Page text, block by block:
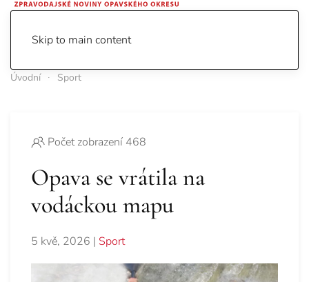
Skip to main content
Úvodní Sport
Počet zobrazení 468
Opava se vrátila na
vodáckou mapu
5 kvě, 2026 | Sport